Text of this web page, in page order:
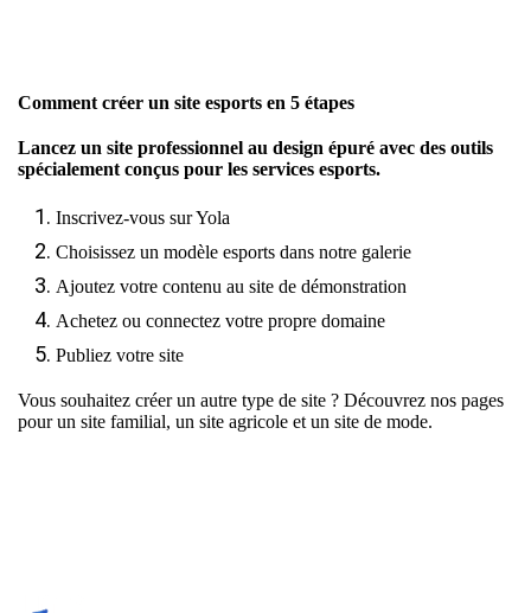
Comment créer un site esports en 5 étapes
Lancez un site professionnel au design épuré avec des outils
spécialement conçus pour les services esports.
Inscrivez-vous sur Yola
Choisissez un modèle esports dans notre galerie
Ajoutez votre contenu au site de démonstration
Achetez ou connectez votre propre domaine
Publiez votre site
Vous souhaitez créer un autre type de site ? Découvrez nos pages
pourun site familial, un site agricole et un site de mode.